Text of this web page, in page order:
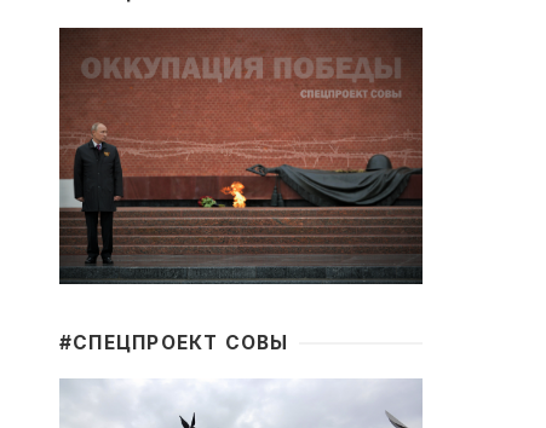
#CПЕЦПРОЕКТ СОВЫ